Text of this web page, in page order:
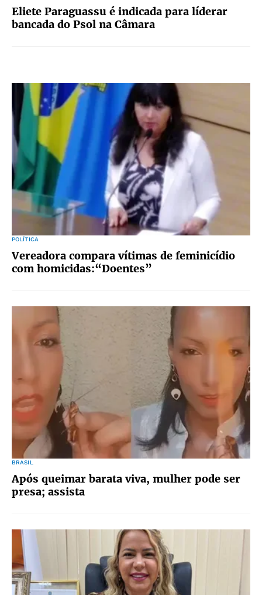
Eliete Paraguassu é indicada para líderar
bancada do Psol na Câmara
POLÍTICA
Vereadora compara vítimas de feminicídio
com homicidas:“Doentes”
BRASIL
Após queimar barata viva, mulher pode ser
presa; assista